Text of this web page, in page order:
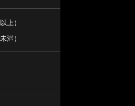
上）
満）